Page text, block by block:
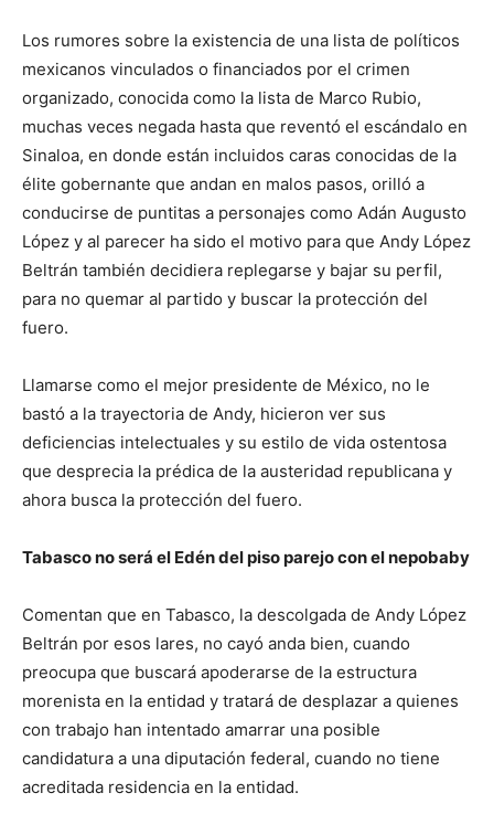
Los rumores sobre la existencia de una lista de políticos
mexicanos vinculados o financiados por el crimen
organizado, conocida como la lista de Marco Rubio,
muchas veces negada hasta que reventó el escándalo en
Sinaloa, en donde están incluidos caras conocidas de la
élite gobernante que andan en malos pasos, orilló a
conducirse de puntitas a personajes como Adán Augusto
López y al parecer ha sido el motivo para que Andy López
Beltrán también decidiera replegarse y bajar su perfil,
para no quemar al partido y buscar la protección del
fuero.
Llamarse como el mejor presidente de México, no le
bastó a la trayectoria de Andy, hicieron ver sus
deficiencias intelectuales y su estilo de vida ostentosa
que desprecia la prédica de la austeridad republicana y
ahora busca la protección del fuero.
Tabasco no será el Edén del piso parejo con el nepobaby
Comentan que en Tabasco, la descolgada de Andy López
Beltrán por esos lares, no cayó anda bien, cuando
preocupa que buscará apoderarse de la estructura
morenista en la entidad y tratará de desplazar a quienes
con trabajo han intentado amarrar una posible
candidatura a una diputación federal, cuando no tiene
acreditada residencia en la entidad.